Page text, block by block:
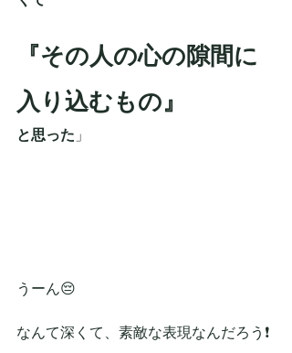
『その人の心の隙間に
入り込むもの』
と思った 」
うーん😔
なんて深くて、素敵な表現なんだろう❗